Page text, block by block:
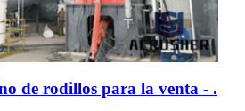
de rodillos para la venta - .